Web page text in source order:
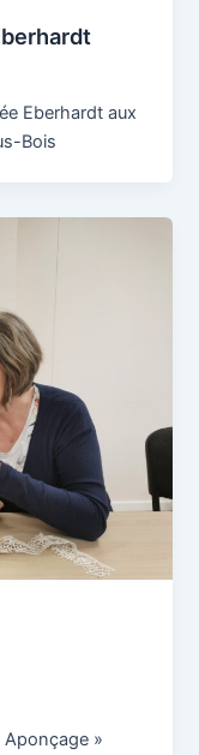
Eberhardt aux
Bois
»